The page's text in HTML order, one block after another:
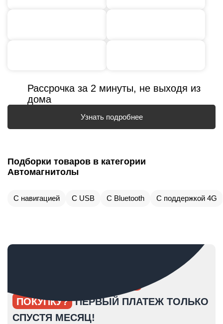
Рассрочка за 2 минуты, не выходя из
дома
Узнать подробнее
Подборки товаров в категории
Автомагнитолы
С навигацией С USB С Bluetooth С поддержкой 4G
ПОКУПКУ? ПЕРВЫЙ ПЛАТЕЖ ТОЛЬКО
СПУСТЯ МЕСЯЦ!